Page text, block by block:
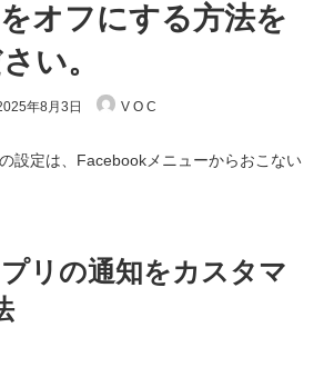
オフにする方法を
い。
年8月3日 V O C
設定は、Facebookメニューからおこない
リの通知をカスタマ